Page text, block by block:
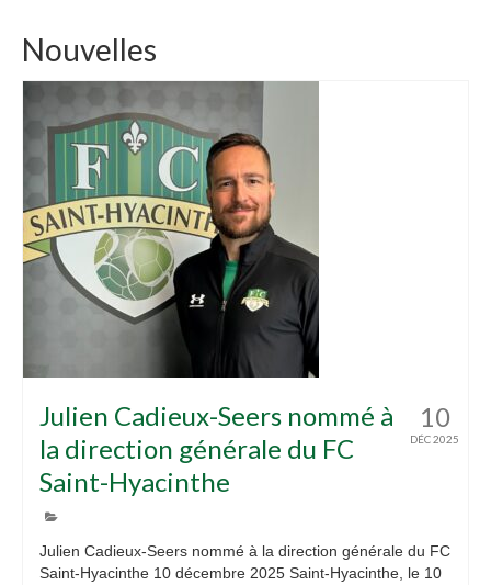
Nouvelles
10
DÉC 2025
Julien Cadieux-Seers nommé à
la direction générale du FC
Saint-Hyacinthe
Julien Cadieux-Seers nommé à la direction générale du FC
Saint-Hyacinthe 10 décembre 2025 Saint-Hyacinthe, le 10